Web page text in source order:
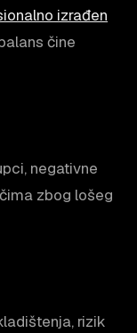
izrađen
čine
negativne
zbog lošeg
rizik